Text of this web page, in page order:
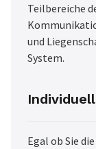
Teilbereiche
und
System.
Egal ob Sie